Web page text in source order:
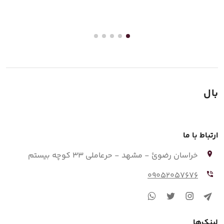
بال
ارتباط با ما
خراسان رضوئ - مشهد - حرعاملی 33 کوچه بیستم
09052057676